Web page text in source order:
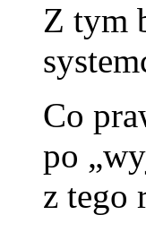
Z tym
Co
po
z tego